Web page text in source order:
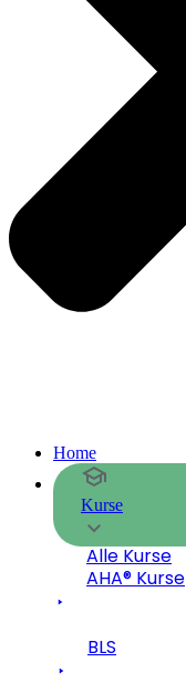
Home
Kurse
Alle Kurse
AHA® Kurse
BLS